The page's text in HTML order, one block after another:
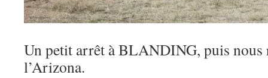
Un petit arrêt à BLANDING, puis nous
l’Arizona.